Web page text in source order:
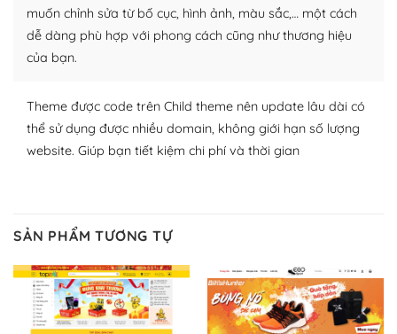
plugin của WordPress rất phong phú. Bạn có thể thỏa
thích chọn lựa plugin và themes phù hợp cho mục đích
lập website của mình.
– Dễ sử dụng
Với mọi Hosting bất kỳ thì WordPress đều có thể dễ
Và bạn có toàn quyền tự do khi quyết định nơi lưu trữ
trang web WordPress của bạn.
Dễ dàng lựa chọn Hosting cho website WordPress
muốn chỉnh sửa từ bố cục, hình ảnh, màu sắc,… một cách
dễ dàng phù hợp với phong cách cũng như thương hiệu
của bạn.
Theme được code trên Child theme nên update lâu dài có
thể sử dụng được nhiều domain, không giới hạn số lượng
website. Giúp bạn tiết kiệm chi phí và thời gian
SẢN PHẨM TƯƠNG TỰ